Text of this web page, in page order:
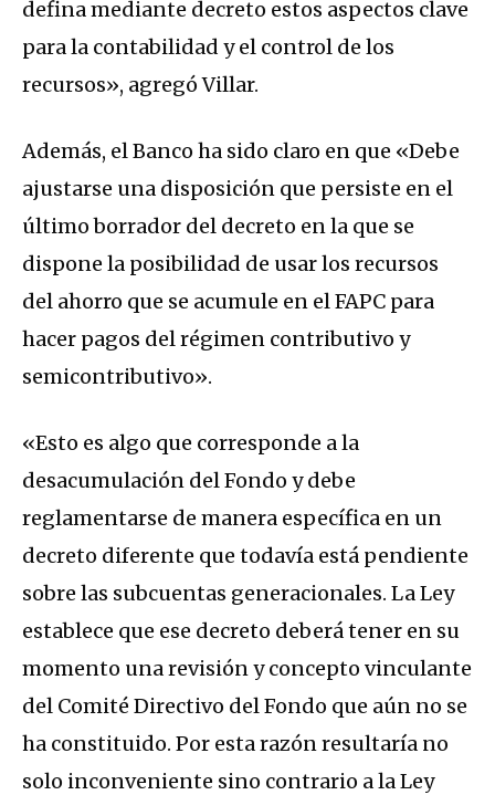
defina mediante decreto estos aspectos clave
para la contabilidad y el control de los
recursos», agregó Villar.
Además, el Banco ha sido claro en que «Debe
ajustarse una disposición que persiste en el
último borrador del decreto en la que se
dispone la posibilidad de usar los recursos
del ahorro que se acumule en el FAPC para
hacer pagos del régimen contributivo y
semicontributivo».
«Esto es algo que corresponde a la
desacumulación del Fondo y debe
reglamentarse de manera específica en un
decreto diferente que todavía está pendiente
sobre las subcuentas generacionales. La Ley
establece que ese decreto deberá tener en su
momento una revisión y concepto vinculante
del Comité Directivo del Fondo que aún no se
ha constituido. Por esta razón resultaría no
solo inconveniente sino contrario a la Ley